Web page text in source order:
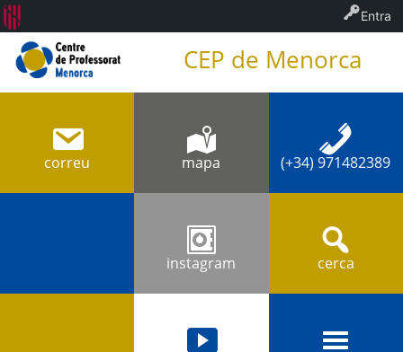
CEP de Menorca
correu mapa (+34) 971482389
instagram cerca
Entra